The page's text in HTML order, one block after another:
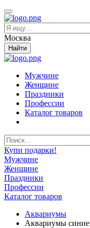
Москва
Найти
Мужчине
Женщине
Праздники
Профессии
Каталог товаров
Купи подарки!
Мужчине
Женщине
Праздники
Профессии
Каталог товаров
Аквариумы
Аквариумы синие